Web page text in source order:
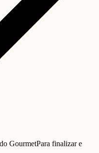
GourmetPara finalizar e